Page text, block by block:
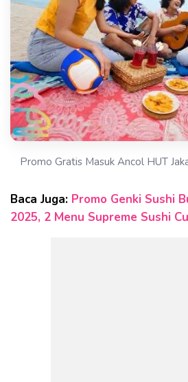
Promo Gratis Masuk Ancol HUT
Baca Juga: Promo Genki Sushi
2025, 2 Menu Supreme Sushi